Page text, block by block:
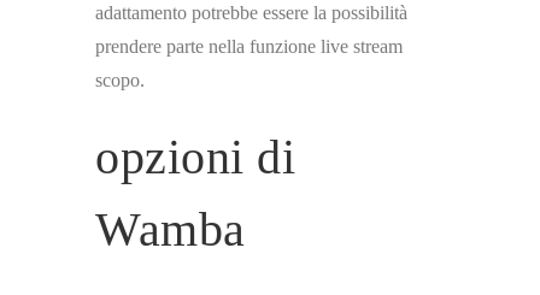
adattamento potrebbe essere la possibilità
prendere parte nella funzione live stream
scopo.
opzioni di
Wamba